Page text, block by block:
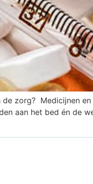
zorg? Medicijnen
aan het bed én de